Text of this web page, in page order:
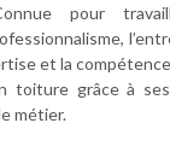
pour
et la
toiture grâce à
métier.